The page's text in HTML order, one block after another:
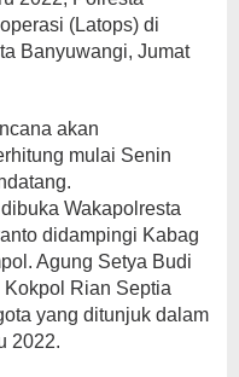
(Latops) di
Banyuwangi, Jumat
akan
mulai Senin
Wakapolresta
didampingi Kabag
Agung Setya Budi
Rian Septia
yang ditunjuk dalam
2022.